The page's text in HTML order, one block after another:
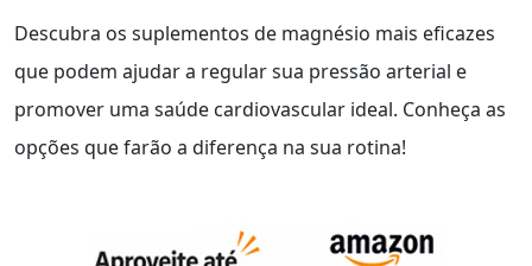
Descubra os suplementos de magnésio mais eficazes
que podem ajudar a regular sua pressão arterial e
promover uma saúde cardiovascular ideal. Conheça as
opções que farão a diferença na sua rotina!